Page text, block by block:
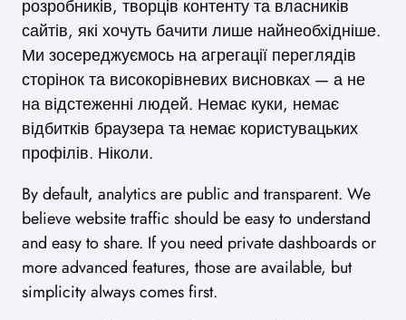
розробників, творців контенту та власників
сайтів, які хочуть бачити лише найнеобхідніше.
Ми зосереджуємось на агрегації переглядів
сторінок та високорівневих висновках — а не
на відстеженні людей. Немає куки, немає
відбитків браузера та немає користувацьких
профілів. Ніколи.
By default, analytics are public and transparent. We
believe website traffic should be easy to understand
and easy to share. If you need private dashboards or
more advanced features, those are available, but
simplicity always comes first.